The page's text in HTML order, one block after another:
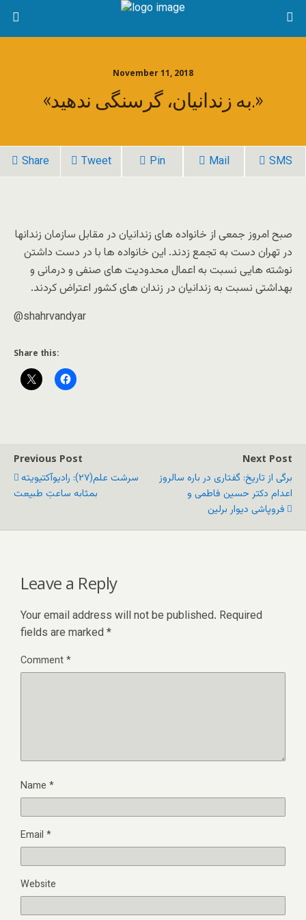
November 11, 2018
«به زندانیان، گرسنگی ندهید.»
Share Tweet Pin Mail SMS
صبح امروز جمعی از خانواده های زندانیان در مقابل سازمان زندانها
در تهران دست به تجمع زدند. این خانواده ها با در دست داشتن
نوشته هایی نسبت به اعمال محدودیت های صنفی و درمانی و
بهداشتی نسبت به زندانیان در زندان های کشور اعتراض کردند.
@shahrvandyar
Share this:
Previous Post
سرشت علم(۲۷): رادیوآکتیویته
بمثابه ساعتِ طبیعت
Next Post
برگی از تاریخ: گفتاری در باره سالروز
اعدام دکتر حسین فاطمی و
فروپاشی دیوار برلین
Leave a Reply
Your email address will not be published. Required
fields are marked *
Comment*
Name *
Email *
Website